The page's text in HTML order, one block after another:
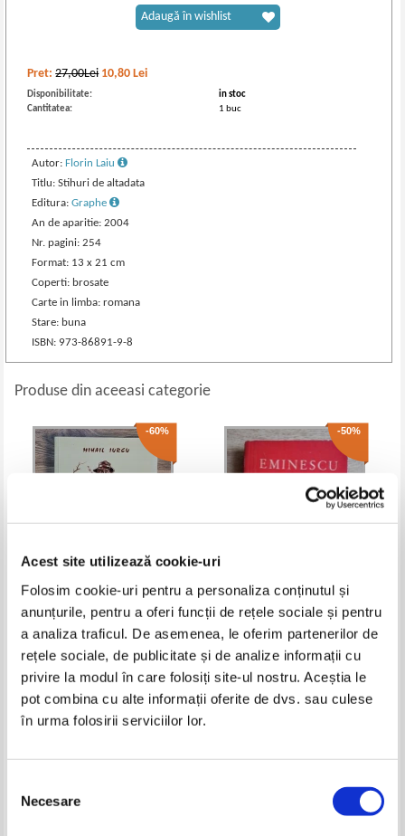
Acest site utilizează cookie-uri
Folosim cookie-uri pentru a personaliza conținutul și
anunțurile, pentru a oferi funcții de rețele sociale și pentru
a analiza traficul. De asemenea, le oferim partenerilor de
rețele sociale, de publicitate și de analize informații cu
privire la modul în care folosiți site-ul nostru. Aceștia le
pot combina cu alte informații oferite de dvs. sau culese
în urma folosirii serviciilor lor.
consimțământului
Necesare
Pret:27,00Lei 10,80 Lei
Disponibilitate:
in stoc
Cantitatea:
1 buc
Autor:Florin Laiu
Titlu: Stihuri de altadata
Editura:Graphe
An de aparitie: 2004
Nr. pagini: 254
Format: 13 x 21 cm
Coperti: brosate
Carte in limba: romana
Stare: buna
ISBN: 973-86891-9-8
Adaugă în wishlist
Produse din aceeasi categorie
-60%
asta lume
Pret:19,00Lei 7,60 Lei
Adaugă în coș
-50%
Pret:27,00Lei 13,50 Lei
Adaugă în coș